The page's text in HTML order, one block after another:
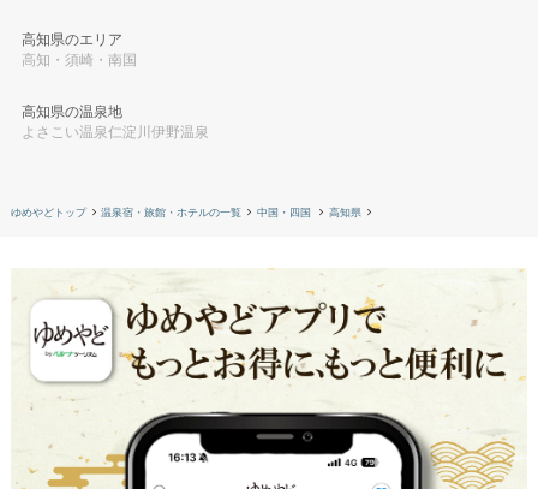
高知県のエリア
高知・須崎・南国
高知県の温泉地
よさこい温泉仁淀川伊野温泉
ゆめやどトップ 温泉宿・旅館・ホテルの一覧 中国・四国 高知県